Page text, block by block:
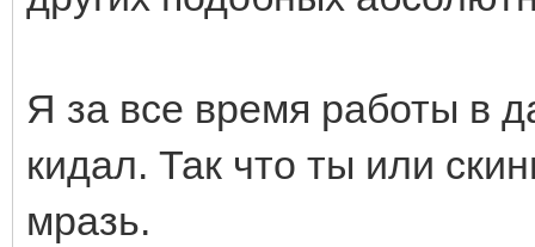
Я за все время работы в
кидал. Так что ты или
мразь.